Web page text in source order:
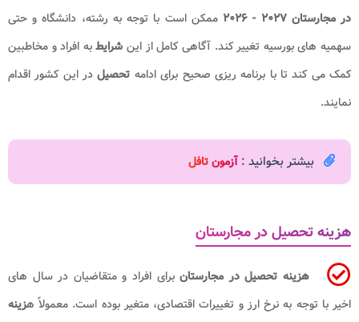
در مجارستان ۲۰۲۷ - ۲۰۲۶
ممکن است با توجه به رشته، دانشگاه و حتی
سهمیه های بورسیه تغییر کند. آگاهی کامل از این شرایطبه افراد و مخاطبین
کمک می کند تا با برنامه ریزی صحیح برای ادامه تحصیل در این کشور اقدام
نمایند.
بیشتر بخوانید : آزمون تافل
هزینه تحصیل در مجارستان
هزینه تحصیل در مجارستانبرای افراد و متقاضیان در سال های
اخیر با توجه به نرخ ارز و تغییرات اقتصادی، متغیر بوده است. معمولاً هزینه